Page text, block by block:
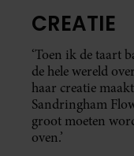
CREATIE
‘Toen ik de taart
de hele wereld
haar creatie
Sandringham
groot moeten
oven.’